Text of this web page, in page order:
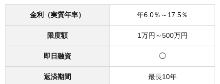
金利（実質年率） 年6.0％～17.5％
限度額 1万円～500万円
即日融資 ◯
返済期間 最長10年